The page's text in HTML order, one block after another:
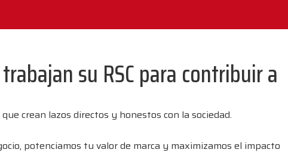
su RSC para contribuir a
crean lazos directos y honestos con la sociedad.
potenciamos tu valor de marca y maximizamos el impacto